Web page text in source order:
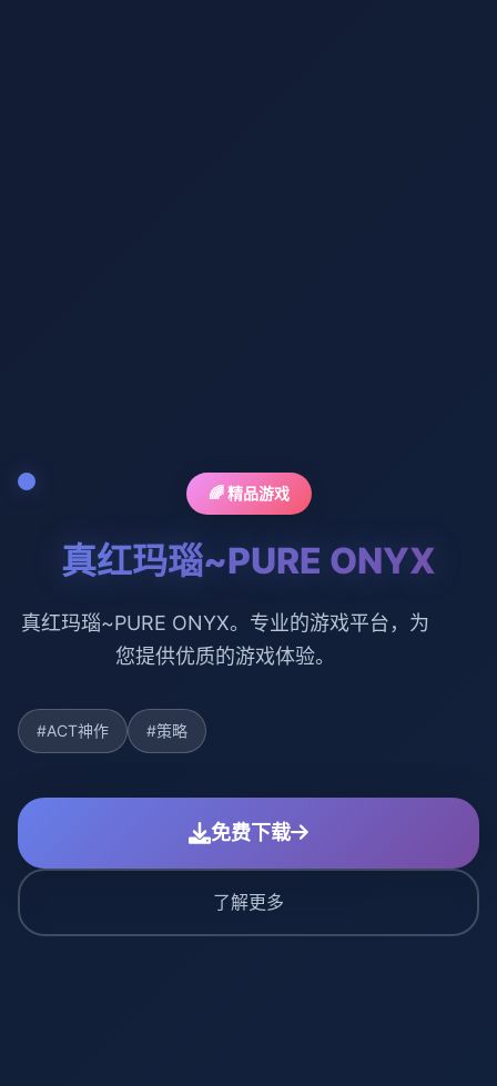
🌈 精品游戏
真红玛瑙~PURE ONYX
真红玛瑙~PURE ONYX。专业的游戏平台，为
您提供优质的游戏体验。
#ACT神作 #策略
免费下载
了解更多